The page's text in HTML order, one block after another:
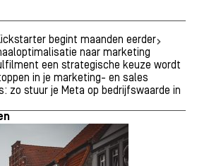
begint maanden eerder
naar marketing
een strategische keuze wordt
in je marketing- en sales
zo stuur je Meta op bedrijfswaarde in